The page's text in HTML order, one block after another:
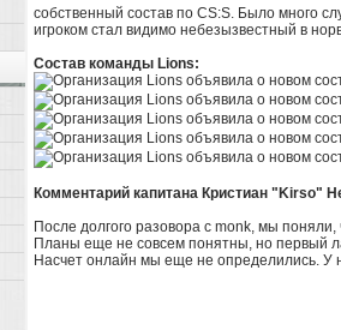
собственный состав по CS:S. Было много
игроком стал видимо небезызвестный в
Состав команды Lions:
Комментарий капитана Кристиан "Kirso"
После долгого разовора с monk, мы
Планы еще не совсем понятны, но первый
Насчет онлайн мы еще не определились. У